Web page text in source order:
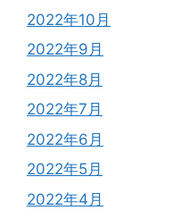
2022年10月
2022年9月
2022年8月
2022年7月
2022年6月
2022年5月
2022年4月